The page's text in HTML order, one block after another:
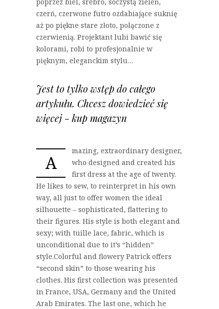
czerń, czerwone futro ozdabiające suknię
aż po piękne stare złoto, połączone z
czerwienią. Projektant lubi bawić się
kolorami, robi to profesjonalnie w
pięknym, eleganckim stylu…
Jest to tylko wstęp do całego
artykułu. Chcesz dowiedzieć się
więcej - kup magazyn
A
mazing, extraordinary designer,
who designed and created his
first dress at the age of twenty.
He likes to sew, to reinterpret in his own
way, all just to offer women the ideal
silhouette – sophisticated, flattering to
their figures. His style is both elegant and
sexy; with tuille lace, fabric, which is
unconditional due to it’s “hidden”
style.Colorful and flowery Patrick offers
“second skin” to those wearing his
clothes. His first collection was presented
in France, USA, Germany and the United
Arab Emirates. The last one, which he